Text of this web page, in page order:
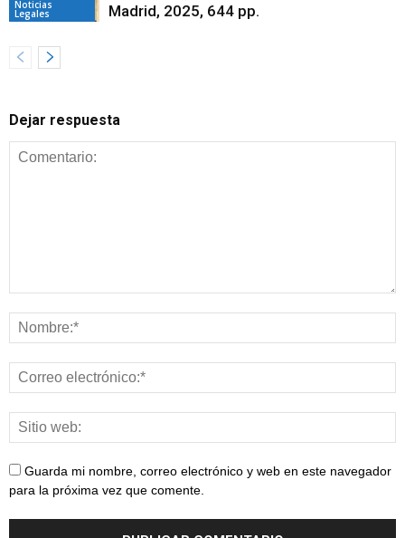
Noticias
Legales Madrid, 2025, 644 pp.
Dejar respuesta
Guarda mi nombre, correo electrónico y web en este navegador
para la próxima vez que comente.